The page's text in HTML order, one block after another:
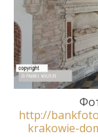
http://
krakowie-